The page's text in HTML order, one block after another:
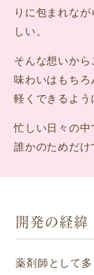
りに包まれな
しい。
そんな想いから
味わいはもちろ
軽くできるよう
忙しい日々の中
誰かのためだけ
開発の経緯
薬剤師として